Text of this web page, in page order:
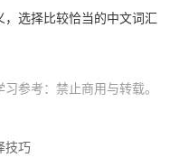
选择比较恰当的中文词汇
参考：禁止商用与转载。
技巧